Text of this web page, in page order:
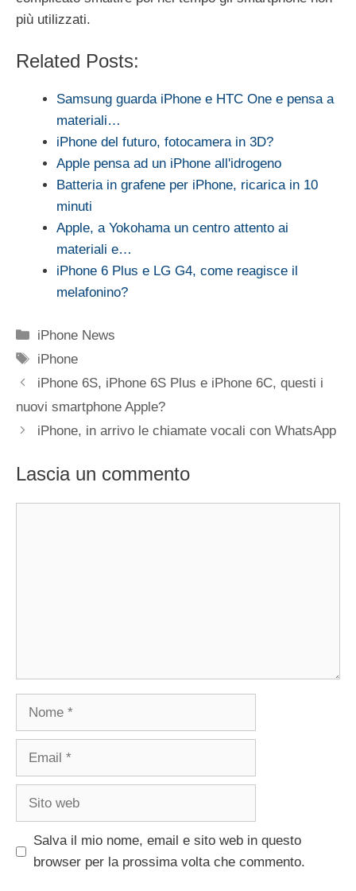
più utilizzati.
Related Posts:
Samsung guarda iPhone e HTC One e pensa a
materiali…
iPhone del futuro, fotocamera in 3D?
Apple pensa ad un iPhone all'idrogeno
Batteria in grafene per iPhone, ricarica in 10
minuti
Apple, a Yokohama un centro attento ai
materiali e…
iPhone 6 Plus e LG G4, come reagisce il
melafonino?
Categorie
iPhone News
Tag
iPhone
iPhone 6S, iPhone 6S Plus e iPhone 6C, questi i
nuovi smartphone Apple?
iPhone, in arrivo le chiamate vocali con WhatsApp
Lascia un commento
Nome
Email
Sito
Salva il mio nome, email e sito web in questo
browser per la prossima volta che commento.